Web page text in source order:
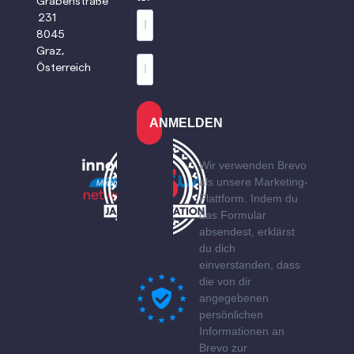
231
8045
Graz,
Österreich
ANMELDEN
Wir verwenden Brevo
als unsere Marketing-
Plattform. Indem du
das Formular
absendest, erklärst
du dich
einverstanden, dass
die von dir
angegebenen
persönlichen
Informationen an
Brevo zur